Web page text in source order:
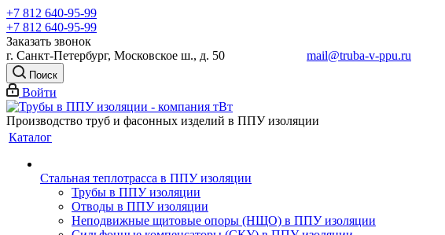
+7 812 640-95-99
+7 812 640-95-99
Заказать звонок
г. Санкт-Петербург, Московское ш., д. 50 mail@truba-v-ppu.ru
Поиск
Войти
Производство труб и фасонных изделий в ППУ изоляции
Каталог
Стальная теплотрасса в ППУ изоляции
Трубы в ППУ изоляции
Отводы в ППУ изоляции
Неподвижные щитовые опоры (НЩО) в ППУ изоляции